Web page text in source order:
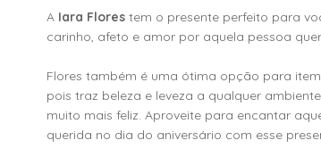
A Iara Flores tem o presente perfeito para
carinho, afeto e amor por aquela pessoa
Flores também é uma ótima opção para
pois traz beleza e leveza a qualquer
muito mais feliz. Aproveite para encantar
querida no dia do aniversário com esse